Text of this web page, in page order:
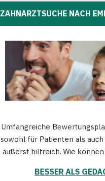
ZAHNARZTSUCHE NACH
Umfangreiche
sowohl für Patienten als
äußerst hilfreich. Wie
BESSER ALS